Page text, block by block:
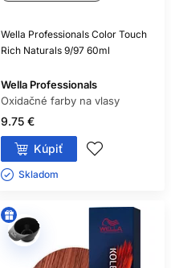
Wella Professionals Color Touch
Rich Naturals 9/97 60ml
Wella Professionals
Oxidačné farby na vlasy
9.75 €
Kúpiť
Skladom ㅤ